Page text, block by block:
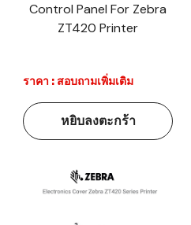
Control Panel For Zebra
ZT420 Printer
ราคา : สอบถามเพิ่มเติม
หยิบลงตะกร้า